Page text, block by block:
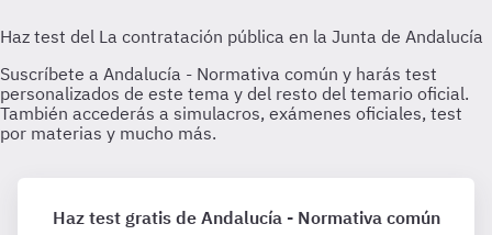
Haz test gratis de Andalucía - Normativa común